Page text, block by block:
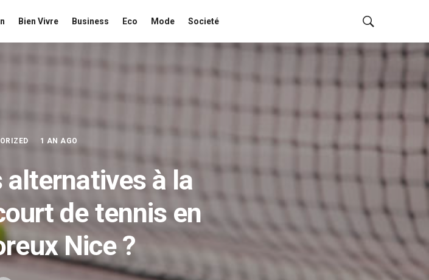
Bien Vivre Business Eco Mode Societé
1 AN AGO
alternatives à la
de tennis en
Nice ?